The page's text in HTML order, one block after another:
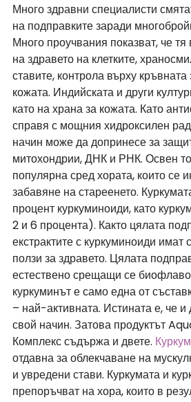
Много здравни специалисти
на подправките заради
Много проучвания показват, че
на здравето на клетките,
ставите, контрола върху кръвната
кожата. Индийската и други
като на храна за кожата. Като
справя с мощния хидроксилен
начин може да допринесе за
митохондрии, ДНК и РНК. Освен
популярна сред хората, които се
забавяне на стареенето.
процент куркуминоиди, като
2 и 6 процента). Както цялата
екстрактите с куркуминоиди
ползи за здравето. Цялата
естествено срещащи се
куркуминът е само една от
– най-активната. Истината е, че и
свой начин. Затова продуктът
Комплекс съдържа и двете.
отдавна за облекчаване на
и увредени стави. Куркумата и
препоръчват на хора, които в